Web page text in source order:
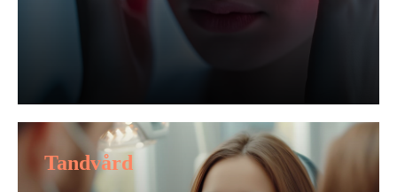
Tandvård